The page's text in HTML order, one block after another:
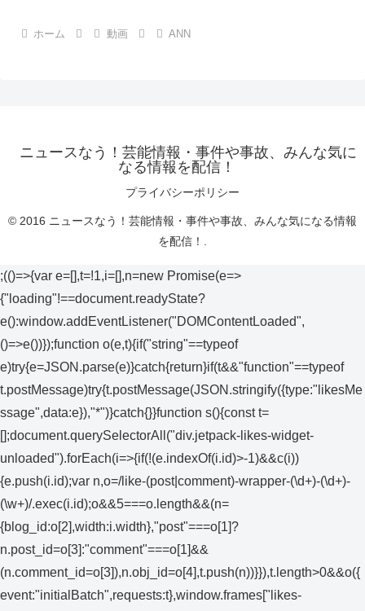
ホーム 動画 ANN
ニュースなう！芸能情報・事件や事故、みんな気に
なる情報を配信！
プライバシーポリシー
© 2016 ニュースなう！芸能情報・事件や事故、みんな気になる情報
を配信！.
;(()=>{var e=[],t=!1,i=[],n=new Promise(e=>
{"loading"!==document.readyState?
e():window.addEventListener("DOMContentLoaded",
()=>e())});function o(e,t){if("string"==typeof
e)try{e=JSON.parse(e)}catch{return}if(t&&"function"==typeof
t.postMessage)try{t.postMessage(JSON.stringify({type:"likesMe
ssage",data:e}),"*")}catch{}}function s(){const t=
[];document.querySelectorAll("div.jetpack-likes-widget-
unloaded").forEach(i=>{if(!(e.indexOf(i.id)>-1)&&c(i))
{e.push(i.id);var n,o=/like-(post|comment)-wrapper-(\d+)-(\d+)-
(\w+)/.exec(i.id);o&&5===o.length&&(n=
{blog_id:o[2],width:i.width},"post"===o[1]?
n.post_id=o[3]:"comment"===o[1]&&
(n.comment_id=o[3]),n.obj_id=o[4],t.push(n))}}),t.length>0&&o({
event:"initialBatch",requests:t},window.frames["likes-